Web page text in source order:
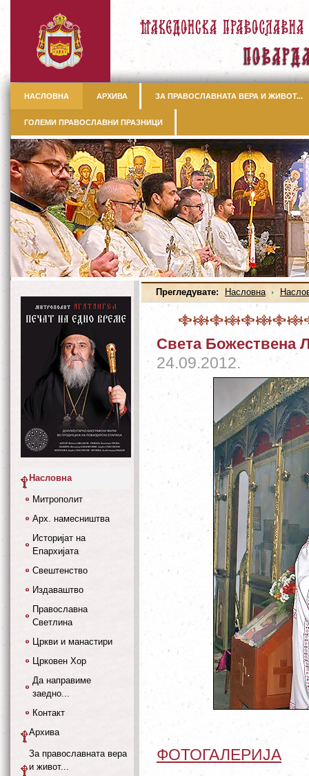
НАСЛОВНА АРХИВА ЗА ПРАВОСЛАВНАТА ВЕРА И ЖИВОТ...
ГОЛЕМИ ПРАВОСЛАВНИ ПРАЗНИЦИ
Прегледувате: Насловна
Света Божествена
24.09.2012.
ФОТОГАЛЕРИЈА
Насловна
Митрополит
Арх. намесништва
Историјат на
Епархијата
Свештенство
Издаваштво
Православна
Светлина
Цркви и манастири
Црковен Хор
Да направиме
заедно...
Контакт
Архива
За православната вера
и живот...